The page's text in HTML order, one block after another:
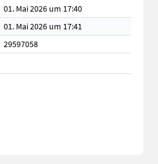
01. Mai 2026 um 17:40
01. Mai 2026 um 17:41
29597058